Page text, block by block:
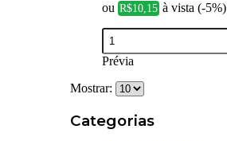
ou R$10,15 à vista (-5%)
Prévia
Mostrar:
Categorias